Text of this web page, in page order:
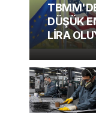
DÜŞÜK
LİRA